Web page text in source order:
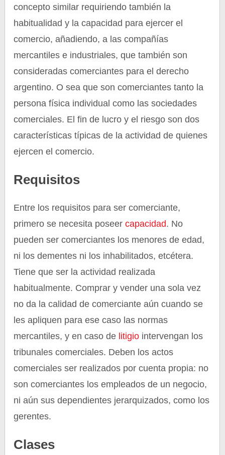
concepto similar requiriendo también la
habitualidad y la capacidad para ejercer el
comercio, añadiendo, a las compañías
mercantiles e industriales, que también son
consideradas comerciantes para el derecho
argentino. O sea que son comerciantes tanto la
persona física individual como las sociedades
comerciales. El fin de lucro y el riesgo son dos
características típicas de la actividad de quienes
ejercen el comercio.
Requisitos
Entre los requisitos para ser comerciante,
primero se necesita poseercapacidad. No
pueden ser comerciantes los menores de edad,
ni los dementes ni los inhabilitados, etcétera.
Tiene que ser la actividad realizada
habitualmente. Comprar y vender una sola vez
no da la calidad de comerciante aún cuando se
les apliquen para ese caso las normas
mercantiles, y en caso de litigio intervengan los
tribunales comerciales. Deben los actos
comerciales ser realizados por cuenta propia: no
son comerciantes los empleados de un negocio,
ni aún sus dependientes jerarquizados, como los
gerentes.
Clases